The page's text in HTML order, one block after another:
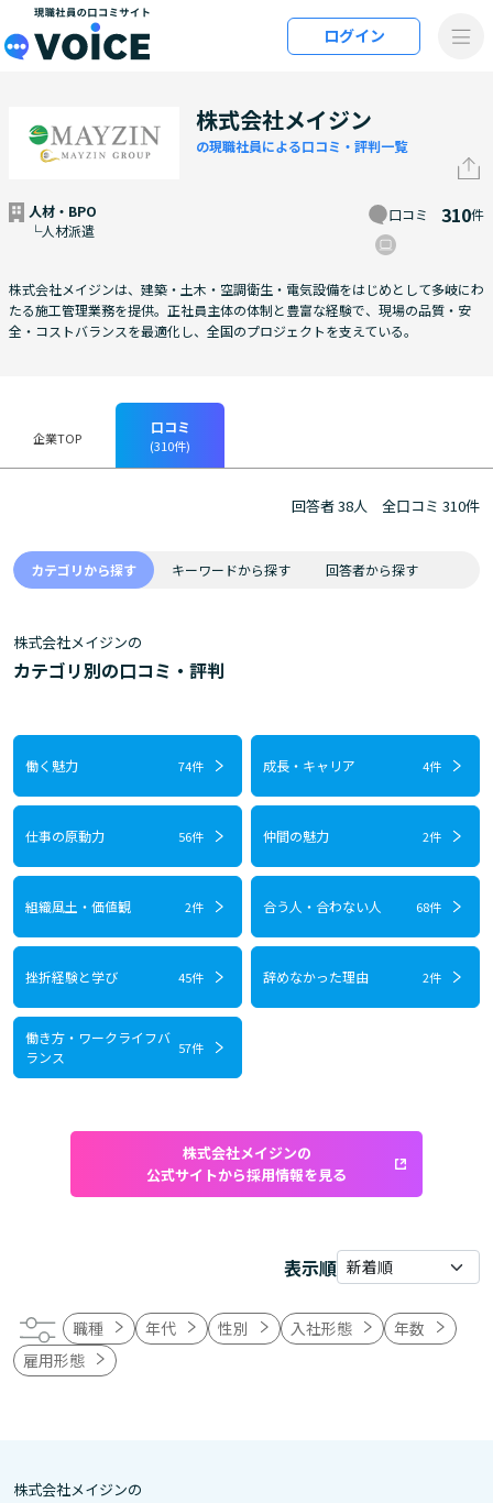
メインコンテンツにスキップ
ログイン
株式会社メイジン
の現職社員による口コミ・評判一覧
人材・BPO
└人材派遣
口コミ 310件
株式会社メイジンは、建築・土木・空調衛生・電気設備をはじめとして多岐にわ
たる施工管理業務を提供。正社員主体の体制と豊富な経験で、現場の品質・安
全・コストバランスを最適化し、全国のプロジェクトを支えている。
企業TOP
口コミ
(310件)
回答者 38人 全口コミ 310件
カテゴリから探す キーワードから探す 回答者から探す
株式会社メイジンの
カテゴリ別の口コミ・評判
働く魅力 74件 成長・キャリア 4件
仕事の原動力 56件 仲間の魅力 2件
組織風土・価値観 2件 合う人・合わない人 68件
挫折経験と学び 45件 辞めなかった理由 2件
働き方・ワークライフバ
ランス
57件
株式会社メイジンの
公式サイトから採用情報を見る
表示順
職種 年代 性別 入社形態
年数
雇用形態
株式会社メイジンの